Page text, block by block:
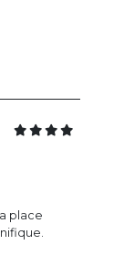
place